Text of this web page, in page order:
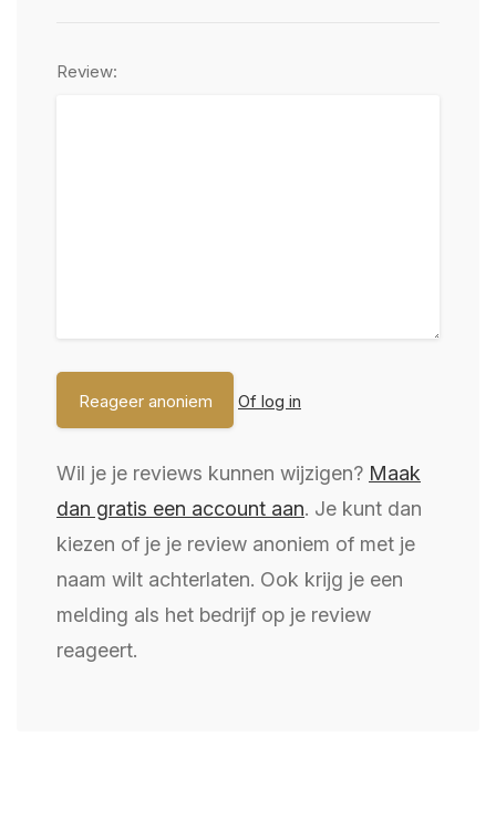
Review:
Of log in
Wil je je reviews kunnen wijzigen? Maak
dan gratis een account aan. Je kunt dan
kiezen of je je review anoniem of met je
naam wilt achterlaten. Ook krijg je een
melding als het bedrijf op je review
reageert.